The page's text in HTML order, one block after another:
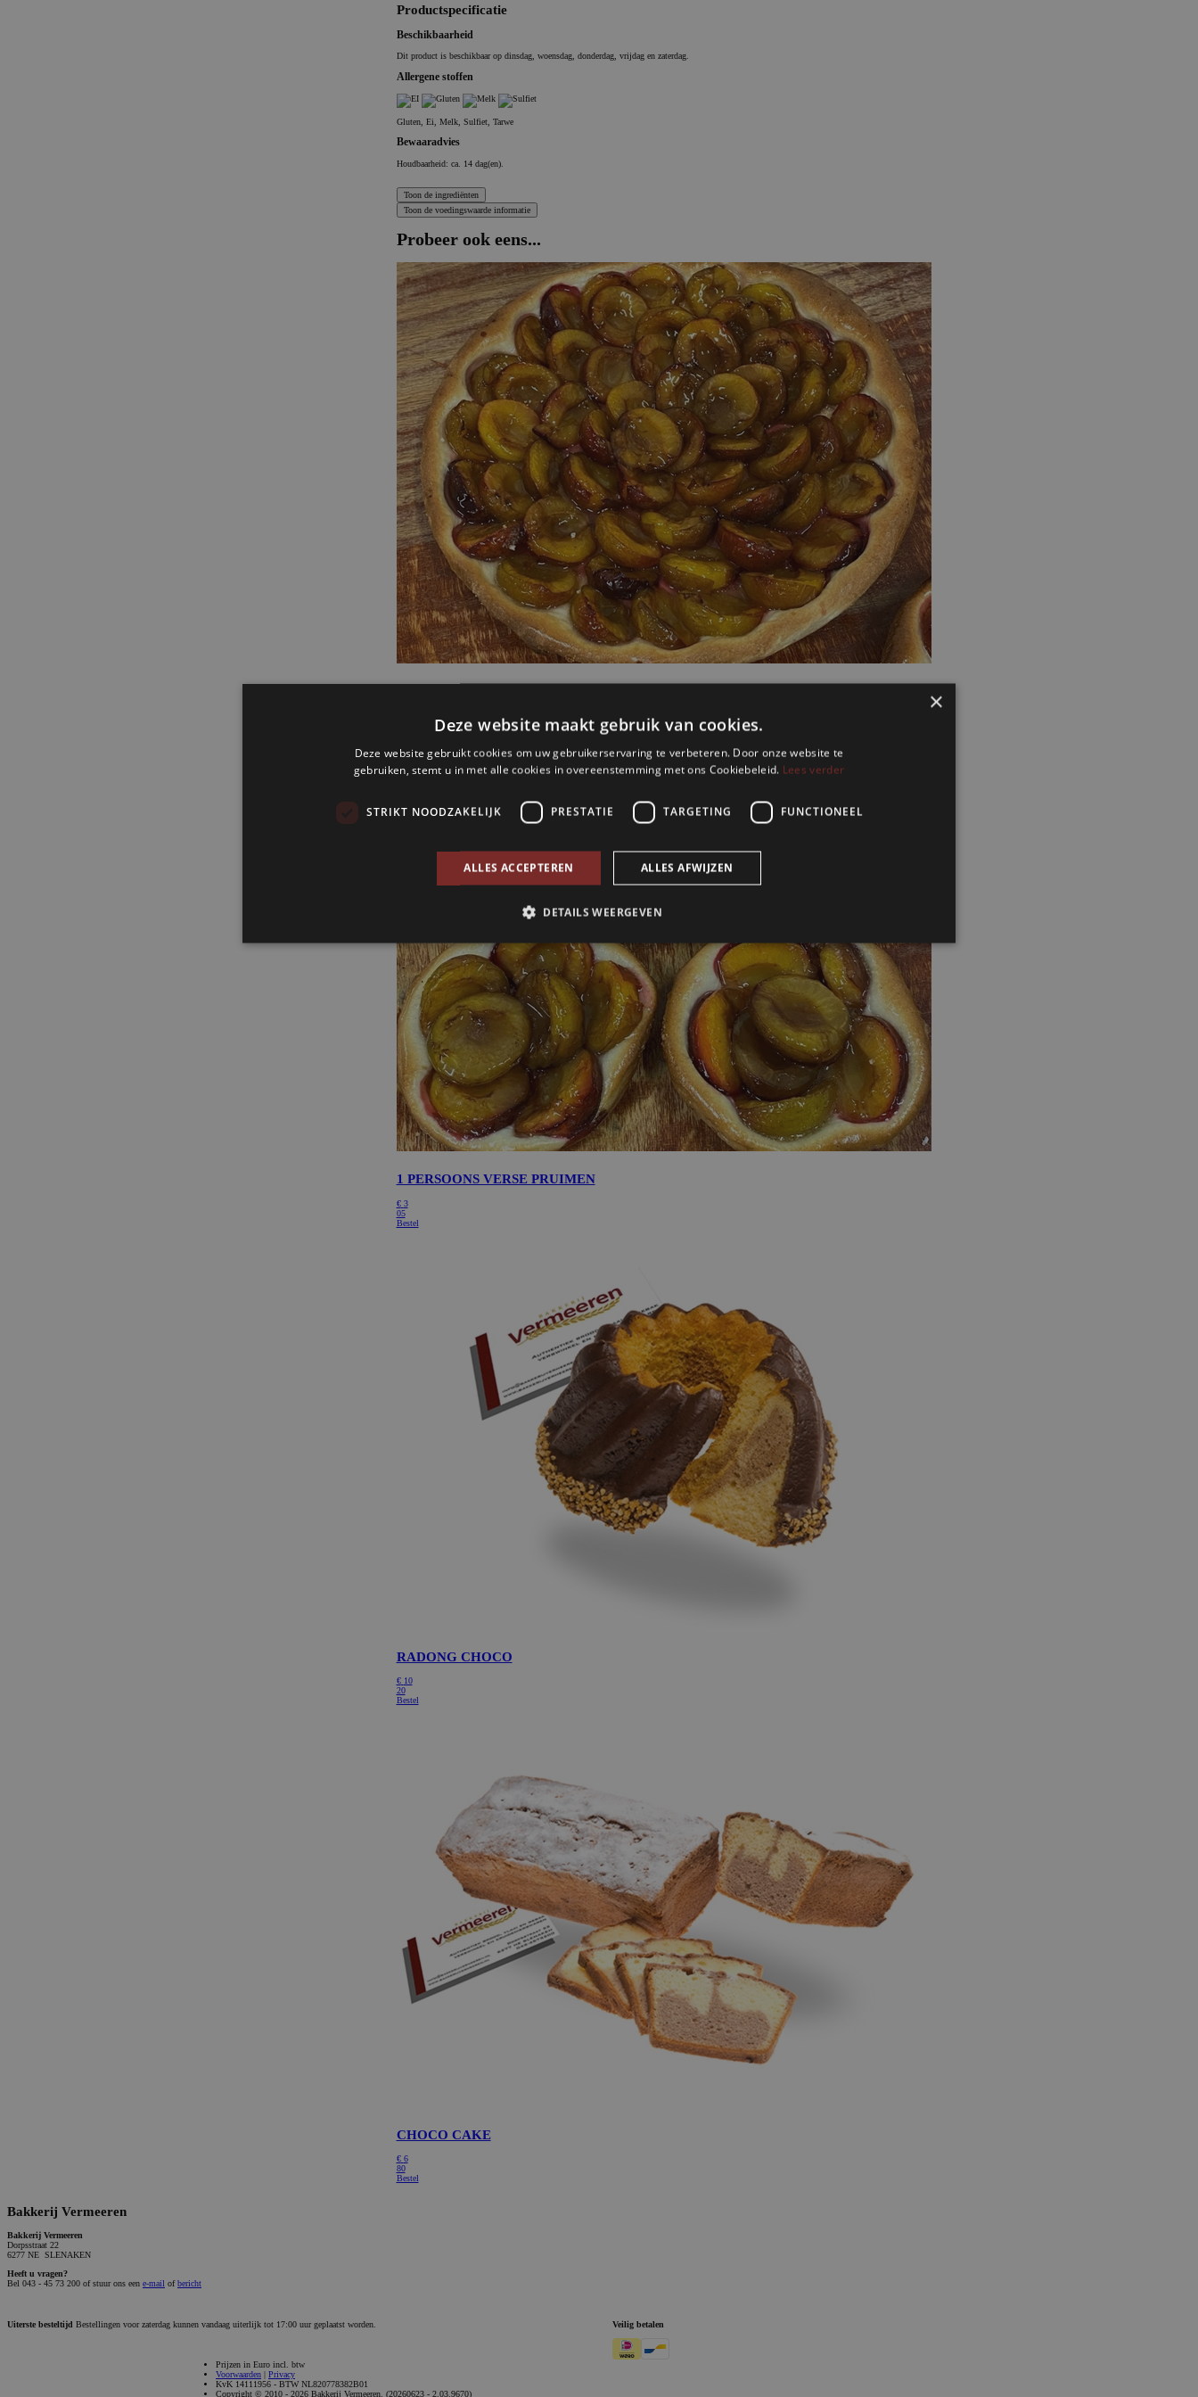
Productspecificatie
Beschikbaarheid
Dit product is beschikbaar op dinsdag, woensdag, donderdag, vrijdag en zaterdag.
Allergene stoffen
Gluten, Ei, Melk, Sulfiet, Tarwe
Bewaaradvies
Houdbaarheid: ca. 14 dag(en).
Probeer ook eens...
1 PERSOONS VERSE PRUIMEN
€ 3
05
Bestel
RADONG CHOCO
€ 10
20
Bestel
CHOCO CAKE
€ 6
80
Bestel
Bakkerij Vermeeren
Bakkerij Vermeeren
Dorpsstraat 22
6277 NE SLENAKEN
Heeft u vragen?
Bel 043 - 45 73 200 of stuur ons een e-mail ofbericht
Uiterste besteltijd Bestellingen voor zaterdag kunnen vandaag uiterlijk tot 17:00 uur geplaatst worden. Veilig betalen
Prijzen in Euro incl. btw
Voorwaarden | Privacy
KvK 14111956 - BTW NL820778382B01
Copyright © 2010 - 2026 Bakkerij Vermeeren. (20260623 - 2.03.9670)